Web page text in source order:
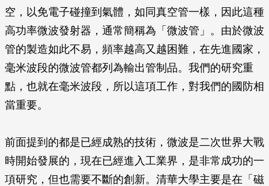
空，以免電子碰撞到氣體，如同真空管一樣，因此這種
高功率微波發射器，通常簡稱為「微波管」。由於微波
管的製造如此不易，頻率越高又越困難，在先進國家，
毫米波段的微波管都列為輸出管制品。我們的研究重
點，也就在毫米波段，所以這項工作，對我們的國防相
當重要。
前面提到的都是已經成熟的技術，微波是二次世界大戰
時開始發展的，現在已經進入工業界，是非常成功的一
項研究，但也需要不斷的創新。清華大學主要是在「磁